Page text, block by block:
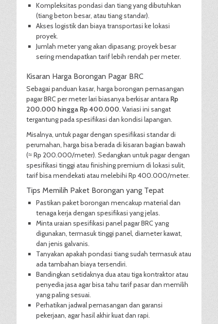
Kompleksitas pondasi dan tiang yang dibutuhkan
(tiang beton besar, atau tiang standar).
Akses logistik dan biaya transportasi ke lokasi
proyek.
Jumlah meter yang akan dipasang; proyek besar
sering mendapatkan tarif lebih rendah per meter.
Kisaran Harga Borongan Pagar BRC
Sebagai panduan kasar, harga borongan pemasangan
pagar BRC per meter lari biasanya berkisar antara Rp
200.000 hingga Rp 400.000. Variasi ini sangat
tergantung pada spesifikasi dan kondisi lapangan.
Misalnya, untuk pagar dengan spesifikasi standar di
perumahan, harga bisa berada di kisaran bagian bawah
(≈ Rp 200.000/meter). Sedangkan untuk pagar dengan
spesifikasi tinggi atau finishing premium di lokasi sulit,
tarif bisa mendekati atau melebihi Rp 400.000/meter.
Tips Memilih Paket Borongan yang Tepat
Pastikan paket borongan mencakup material dan
tenaga kerja dengan spesifikasi yang jelas.
Minta uraian spesifikasi panel pagar BRC yang
digunakan, termasuk tinggi panel, diameter kawat,
dan jenis galvanis.
Tanyakan apakah pondasi tiang sudah termasuk atau
ada tambahan biaya tersendiri.
Bandingkan setidaknya dua atau tiga kontraktor atau
penyedia jasa agar bisa tahu tarif pasar dan memilih
yang paling sesuai.
Perhatikan jadwal pemasangan dan garansi
pekerjaan, agar hasil akhir kuat dan rapi.